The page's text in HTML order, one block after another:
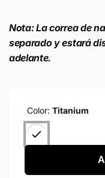
Nota: La correa de
separado y estará
adelante.
Color: Titanium